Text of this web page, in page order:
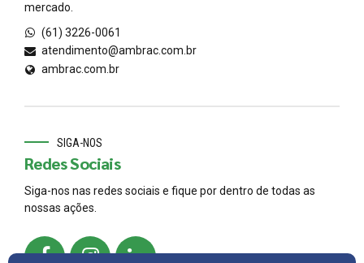
mercado.
(61) 3226-0061
atendimento@ambrac.com.br
ambrac.com.br
SIGA-NOS
Redes Sociais
Siga-nos nas redes sociais e fique por dentro de todas as
nossas ações.